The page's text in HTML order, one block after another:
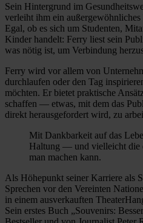
Sein Hintergrund im
verleiht ihm ein
Egal, ob es sich um Studenten,
Kinder handelt: Ferry liest sein
was nötig ist, um Verbindung
Ferry wird vor allem von
durchlaufen oder den Tag
möchten. Er bietet praktische
schaffen — etwas, mit dem das
direkt herausgefordert wird, zu
Mit Dankbarkeit auf das
Haltung — und vielleicht die
man machen kann.
Als Höhepunkt seiner Karriere als
Sprechen vor den Vereinten
in einem ausverkauften
Sein erstes Buch „Souvenirs: